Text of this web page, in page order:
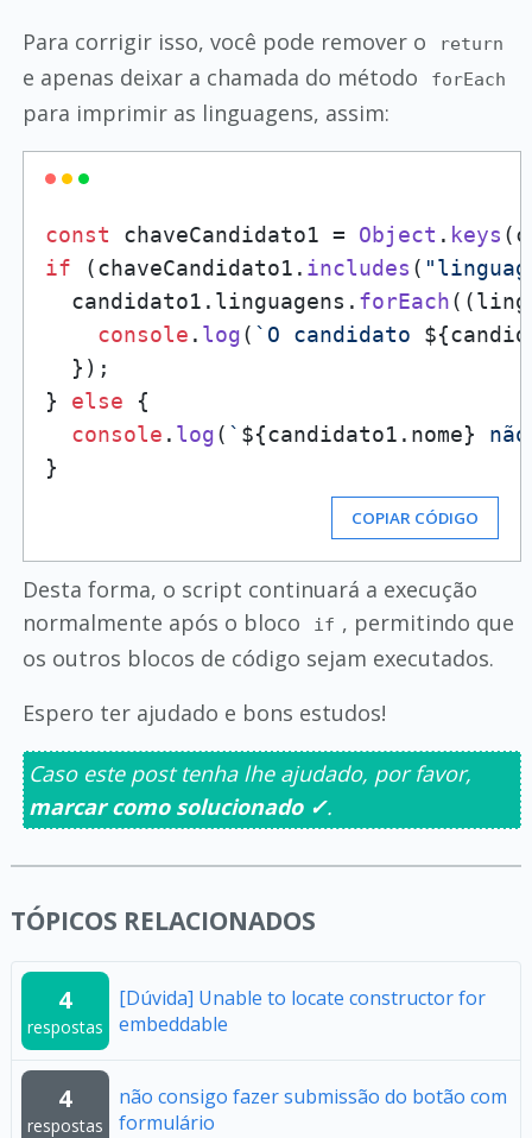
Para corrigir isso, você pode remover o
return
e apenas deixar a chamada do método forEach
para imprimir as linguagens, assim:
const chaveCandidato1 = Object . keys
if (chaveCandidato1. includes (
  candidato1.
linguagens . forEach( (
console . log( `O candidato
  });
} else {
console . log( ` ${candidato1.nome}
COPIAR CÓDIGO
Desta forma, o script continuará a execução
normalmente após o bloco
if , permitindo que
os outros blocos de código sejam executados.
Espero ter ajudado e bons estudos!
Caso este post tenha lhe ajudado, por favor,
marcar como solucionado ✓.
TÓPICOS RELACIONADOS
4
respostas
[Dúvida] Unable to locate constructor for
embeddable
4
respostas
não consigo fazer submissão do botão com
formulário